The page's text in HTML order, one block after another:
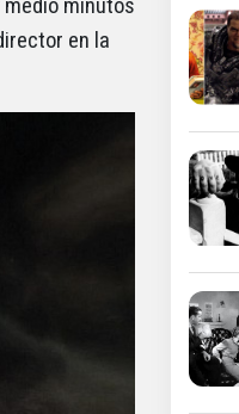
minutos
en la